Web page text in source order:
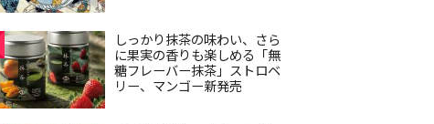
しっかり抹茶の味わい、さら
に果実の香りも楽しめる「無
糖フレーバー抹茶」ストロベ
リー、マンゴー新発売